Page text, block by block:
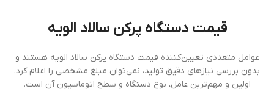
قیمت دستگاه پرکن سالاد الویه
عوامل متعددی تعیین‌کننده قیمت دستگاه پرکن سالاد الویه هستند و
بدون بررسی نیازهای دقیق تولید، نمی‌توان مبلغ مشخصی را اعلام کرد.
اولین و مهم‌ترین عامل، نوع دستگاه و سطح اتوماسیون آن است.